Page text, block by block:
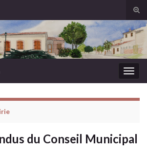
for:
du Conseil Municipal